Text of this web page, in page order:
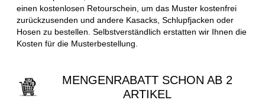
einen kostenlosen Retourschein, um das Muster kostenfrei
zurückzusenden und andere Kasacks, Schlupfjacken oder
Hosen zu bestellen. Selbstverständlich erstatten wir Ihnen die
Kosten für die Musterbestellung.
MENGENRABATT SCHON AB 2
ARTIKEL